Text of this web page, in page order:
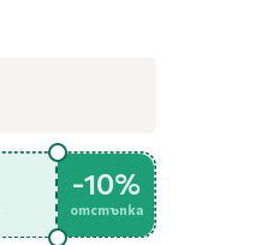
-10%
отстъпка